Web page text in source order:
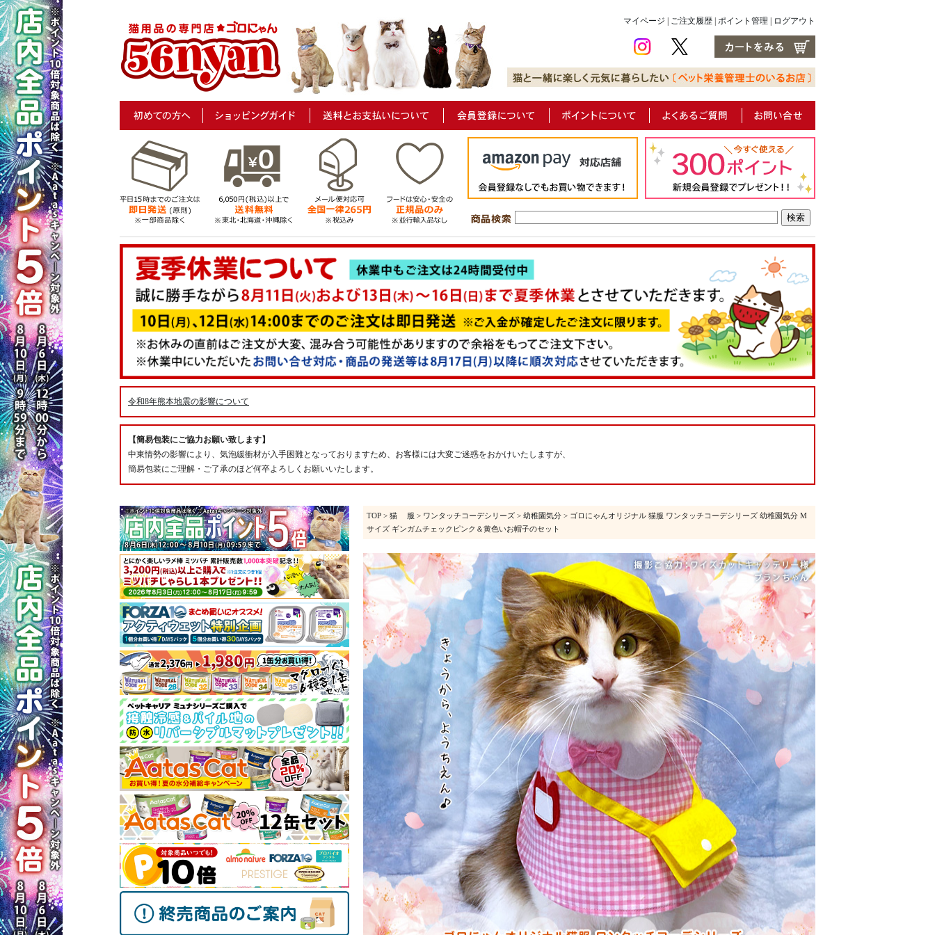
マイページ ご注文履歴 ポイント管理 ログアウト
令和8年熊本地震の影響について
【簡易包装にご協力お願い致します】
中東情勢の影響により、気泡緩衝材が入手困難となっておりますため、お客様には大変ご迷惑をおかけいたしますが、
簡易包装にご理解・ご了承のほど何卒よろしくお願いいたします。
TOP > 猫 服 > ワンタッチコーデシリーズ > 幼稚園気分 > ゴロにゃんオリジナル 猫服 ワンタッチコーデシリーズ 幼稚園気分 M
サイズ ギンガムチェックピンク＆黄色いお帽子のセット